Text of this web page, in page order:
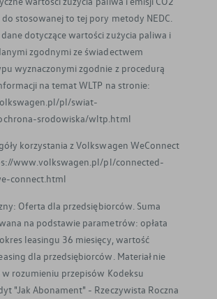
stosowanej to tej pory metody NEDC.
dotyczące wartości zużycia paliwa i
zgodnymi ze świadectwem
wyznaczonymi zgodnie z procedurą
na temat WLTP na stronie:
pl/swiat-
srodowiska/wltp.html
korzystania z Volkswagen WeConnect
www.volkswagen.pl/pl/connected-
connect.html
Oferta dla przedsiębiorców. Suma
na podstawie parametrów: opłata
leasingu 36 miesięcy, wartość
dla przedsiębiorców. Materiał nie
rozumieniu przepisów Kodeksu
"Jak Abonament" - Rzeczywista Roczna